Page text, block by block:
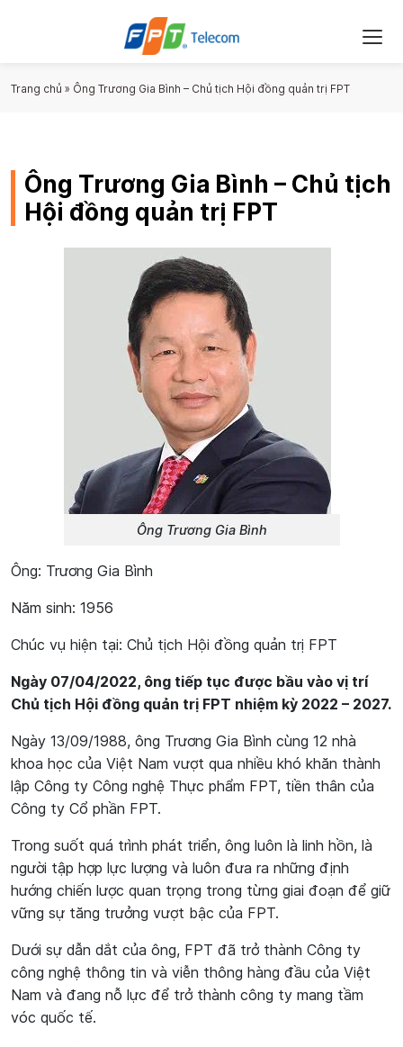
Trang chủ » Ông Trương Gia Bình – Chủ tịch Hội đồng quản trị FPT
Ông Trương Gia Bình – Chủ tịch
Hội đồng quản trị FPT
Ông Trương Gia Bình
Ông: Trương Gia Bình
Năm sinh: 1956
Chúc vụ hiện tại: Chủ tịch Hội đồng quản trị FPT
Ngày 07/04/2022, ông tiếp tục được bầu vào vị trí
Chủ tịch Hội đồng quản trị FPT nhiệm kỳ 2022 – 2027.
Ngày 13/09/1988, ông Trương Gia Bình cùng 12 nhà
khoa học của Việt Nam vượt qua nhiều khó khăn thành
lập Công ty Công nghệ Thực phẩm FPT, tiền thân của
Công ty Cổ phần FPT.
Trong suốt quá trình phát triển, ông luôn là linh hồn, là
người tập hợp lực lượng và luôn đưa ra những định
hướng chiến lược quan trọng trong từng giai đoạn để giữ
vững sự tăng trưởng vượt bậc của FPT.
Dưới sự dẫn dắt của ông, FPT đã trở thành Công ty
công nghệ thông tin và viễn thông hàng đầu của Việt
Nam và đang nỗ lực để trở thành công ty mang tầm
vóc quốc tế.